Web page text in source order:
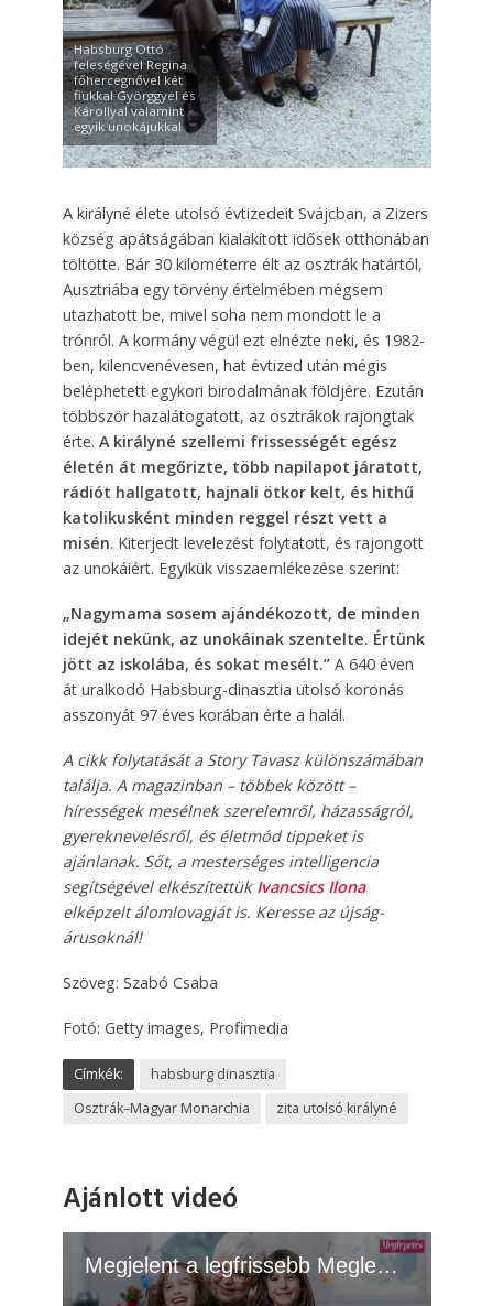
Habsburg Ottó
feleségével Regina
főhercegnővel két
fiukkal Györggyel és
Károllyal valamint
egyik unokájukkal
A királyné élete utolsó évtizedeit Svájcban, a Zizers
köz­ség apátságában kialakított idősek otthonában
töltötte. Bár 30 kilométerre élt az osztrák határtól,
Ausztriába egy törvény értelmében mégsem
utazhatott be, mivel soha nem mondott le a
trónról. A kormány végül ezt elnézte neki, és 1982-
ben, kilencvenévesen, hat évtized után mégis
beléphetett egykori birodalmának földjére. Ezután
többször hazalátogatott, az osztrákok rajongtak
érte. A királyné szellemi frissességét egész
életén át megőrizte, több napilapot járatott,
rádiót hallgatott, hajnali ötkor kelt, és hithű
katolikusként minden reggel részt vett a
misén. Kiterjedt levelezést folytatott, és rajongott
az unokáiért. Egyikük visszaemlékezése szerint:
„Nagymama sosem ajándékozott, de minden
idejét nekünk, az unokáinak szentelte. Értünk
jött az iskolába, és sokat mesélt.”A 640 éven
át uralkodó Habsburg-dinasztia utolsó koronás
asszonyát 97 éves korában érte a halál.
A cikk folytatását a Story Tavasz különszámában
találja. A magazinban – többek között –
hírességek mesélnek szerelemről, házasságról,
gyereknevelésről, és életmód tippeket is
ajánlanak. Sőt, a mesterséges intelligencia
segítségével elkészítettükIvancsics Ilona
elképzelt álomlovagját is. Keresse az újság-
árusoknál!
Szöveg: Szabó Csaba
Fotó: Getty images, Profimedia
Címkék:
habsburg dinasztia
Osztrák–Magyar Monarchia
zita utolsó királyné
Ajánlott videó
Megjelent a legfrissebb Meglepetés! - 2026.06.23.